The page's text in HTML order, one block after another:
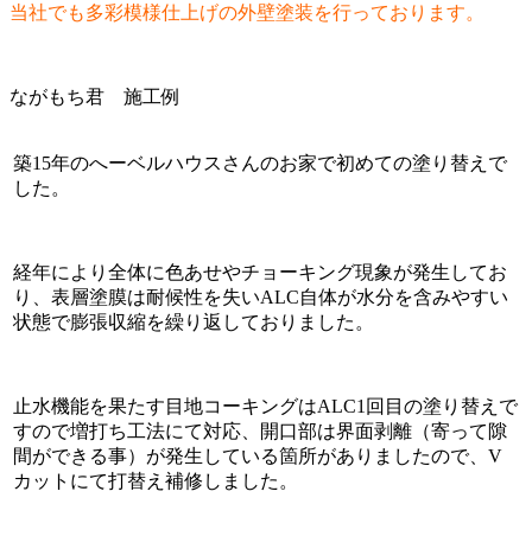
当社でも多彩模様仕上げの外壁塗装を行っております。
ながもち君 施工例
築15年のへーベルハウスさんのお家で初めての塗り替えで
した。
経年により全体に色あせやチョーキング現象が発生してお
り、表層塗膜は耐候性を失いALC自体が水分を含みやすい
状態で膨張収縮を繰り返しておりました。
止水機能を果たす目地コーキングはALC1回目の塗り替えで
すので増打ち工法にて対応、開口部は界面剥離（寄って隙
間ができる事）が発生している箇所がありましたので、V
カットにて打替え補修しました。